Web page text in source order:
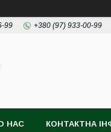
99 +380 (97) 933-00-99
НАС КОНТАКТНА